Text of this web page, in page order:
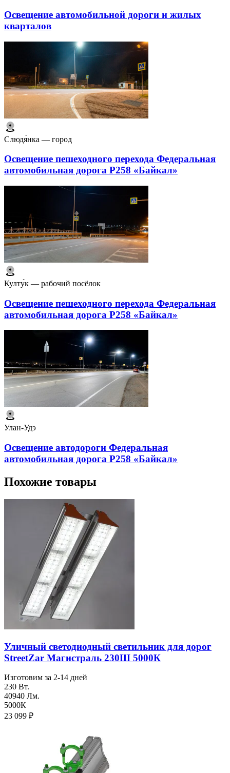
Освещение автомобильной дороги и жилых
кварталов
Слюдя́нка — город
Освещение пешеходного перехода Федеральная
автомобильная дорога Р258 «Байкал»
Култу́к — рабочий посёлок
Освещение пешеходного перехода Федеральная
автомобильная дорога Р258 «Байкал»
Улан-Удэ
Освещение автодороги Федеральная
автомобильная дорога Р258 «Байкал»
Похожие товары
Уличный светодиодный светильник для дорог
StreetZar Магистраль 230Ш 5000К
Изготовим за 2-14 дней
230 Вт.
40940 Лм.
5000К
23 099 ₽